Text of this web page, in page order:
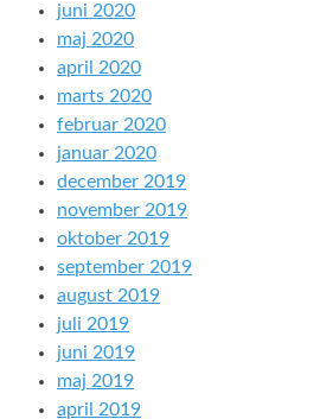
juni 2020
maj 2020
april 2020
marts 2020
februar 2020
januar 2020
december 2019
november 2019
oktober 2019
september 2019
august 2019
juli 2019
juni 2019
maj 2019
april 2019